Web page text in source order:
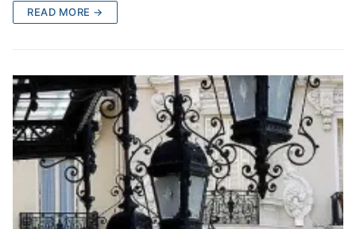
Alat Fitness Outdoor Murah
READ MORE →